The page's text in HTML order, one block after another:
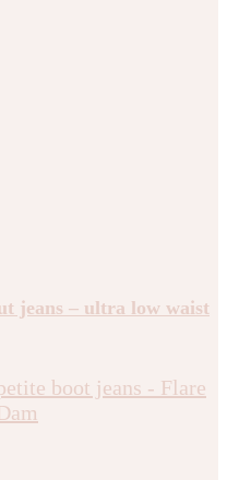
jeans – ultra low waist